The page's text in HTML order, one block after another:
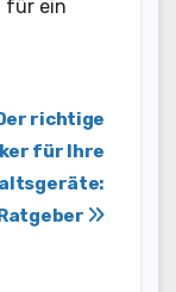
für ein
richtige
für Ihre